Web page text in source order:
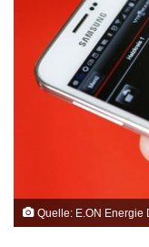
Quelle: E.ON Energie